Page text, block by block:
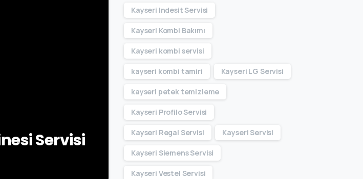
Servisi
Kayseri Indesit Servisi
Kayseri Kombi Bakımı
Kayseri kombi servisi
kayseri kombi tamiri Kayseri LG Servisi
kayseri petek temizleme
Kayseri Profilo Servisi
Kayseri Regal Servisi Kayseri Servisi
Kayseri Siemens Servisi
Kayseri Vestel Servisi